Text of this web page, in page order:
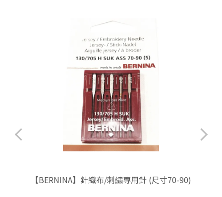
【BERNINA】針織布/刺繡專用針 (尺寸70-90)